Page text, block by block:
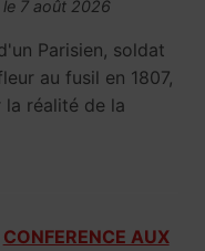
le 7 août 2026
Parisien, soldat
au fusil en 1807,
réalité de la
CONFERENCE AUX